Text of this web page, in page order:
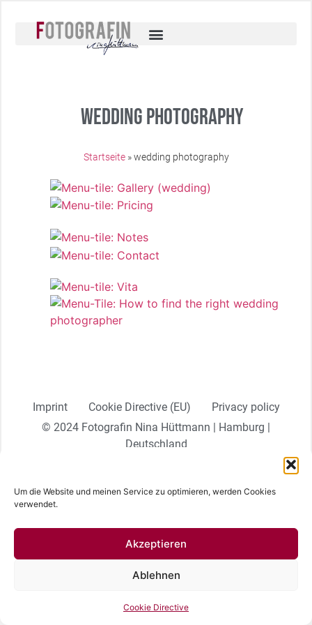
Um die Website und meinen Service zu optimieren, werden Cookies
verwendet.
Akzeptieren
Ablehnen
Cookie Directive
Wedding photography
Startseite»wedding photography
Imprint Cookie Directive (EU)
Privacy policy
© 2024 Fotografin Nina Hüttmann | Hamburg |
Deutschland